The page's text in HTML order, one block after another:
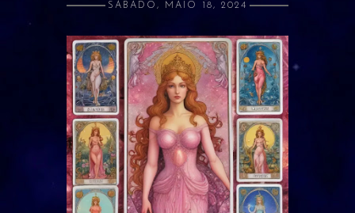
LIMPEZA
PROSPERIDADE
PROTEÇÃO
SAÚDE
ORÁCULOS
SÁBADO, MAIO 18, 2024